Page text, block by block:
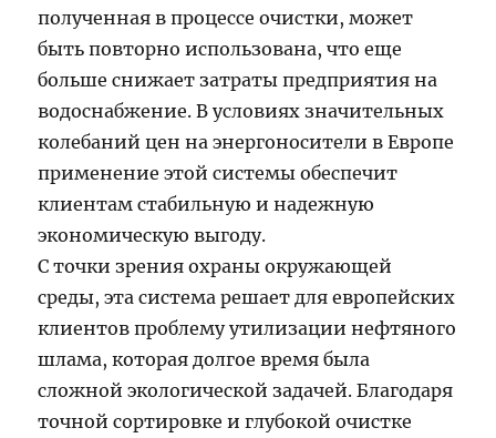
полученная в процессе очистки, может
быть повторно использована, что еще
больше снижает затраты предприятия на
водоснабжение. В условиях значительных
колебаний цен на энергоносители в Европе
применение этой системы обеспечит
клиентам стабильную и надежную
экономическую выгоду.
С точки зрения охраны окружающей
среды, эта система решает для европейских
клиентов проблему утилизации нефтяного
шлама, которая долгое время была
сложной экологической задачей. Благодаря
точной сортировке и глубокой очистке